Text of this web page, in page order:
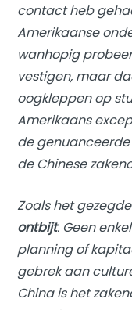
contact heb
Amerikaanse
wanhopig
vestigen, maar
oogkleppen op
Amerikaans
de
de Chinese
Zoals het
ontbijt. Geen
planning of
gebrek aan
China is het